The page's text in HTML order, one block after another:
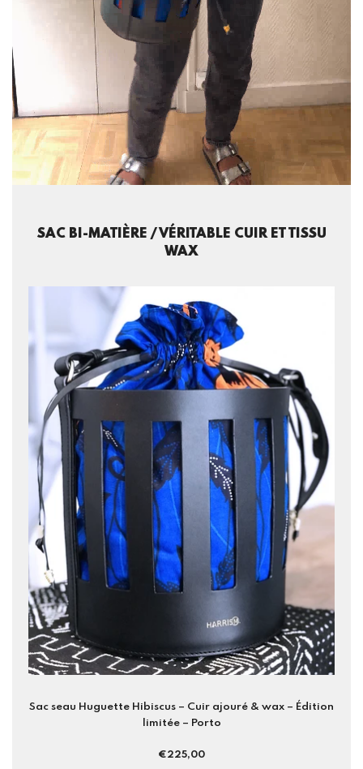
SAC BI-MATIÈRE / VÉRITABLE CUIR ET TISSU
WAX
Sac seau Huguette Hibiscus – Cuir ajouré & wax – Édition
limitée – Porto
Prix
€225,00